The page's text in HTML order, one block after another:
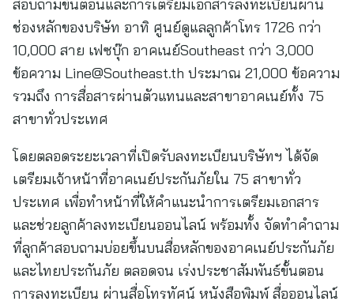
สอบถามขั้นตอนและการเตรียมเอกสารลงทะเบียนผ่าน
ช่องหลักของบริษัท อาทิ ศูนย์ดูแลลูกค้าโทร 1726 กว่า
10,000 สาย เฟซบุ๊ก อาคเนย์Southeast กว่า 3,000
ข้อความ Line@Southeast.th ประมาณ 21,000 ข้อความ
รวมถึง การสื่อสารผ่านตัวแทนและสาขาอาคเนย์ทั้ง 75
สาขาทั่วประเทศ
โดยตลอดระยะเวลาที่เปิดรับลงทะเบียนบริษัทฯ ได้จัด
เตรียมเจ้าหน้าที่อาคเนย์ประกันภัยใน 75 สาขาทั่ว
ประเทศ เพื่อทำหน้าที่ให้คำแนะนำการเตรียมเอกสาร
และช่วยลูกค้าลงทะเบียนออนไลน์ พร้อมทั้ง จัดทำคำถาม
ที่ลูกค้าสอบถามบ่อยขึ้นบนสื่อหลักของอาคเนย์ประกันภัย
และไทยประกันภัย ตลอดจน เร่งประชาสัมพันธ์ขั้นตอน
การลงทะเบียน ผ่านสื่อโทรทัศน์ หนังสือพิมพ์ สื่อออนไลน์